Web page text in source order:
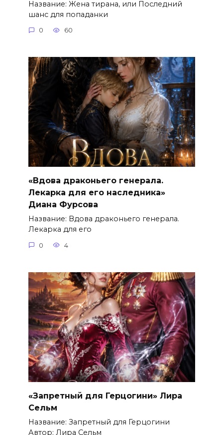
Название: Жена тирана, или Последний
шанс для попаданки
0 60
«Вдова драконьего генерала.
Лекарка для его наследника»
Диана Фурсова
Название: Вдова драконьего генерала.
Лекарка для его
0 4
«Запретный для Герцогини» Лира
Сельм
Название: Запретный для Герцогини
Автор: Лира Сельм